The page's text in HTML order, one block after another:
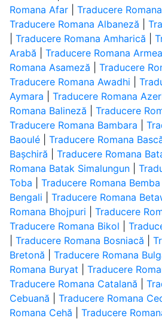
Romana Afar| Traducere
Traducere Romana Albaneză
Traducere Romana Amharică
Arabă
Traducere Romana
Romana Asameză
Traducere
Traducere Romana Awadhi
Aymara
Traducere Romana
Romana Balineză
Traducere
Traducere Romana Bambara
Baoulé| Traducere Romana
Bașchiră
Traducere Romana
Romana Batak Simalungun|
Toba
Traducere Romana Bemba
Bengali
Traducere Romana
Romana Bhojpuri
Traducere
Traducere Romana Bikol
Traducere Romana Bosniacă
Bretonă
Traducere Romana
Romana Buryat
Traducere
Traducere Romana Catalană
Cebuană
Traducere Romana
Romana Cehă
Traducere